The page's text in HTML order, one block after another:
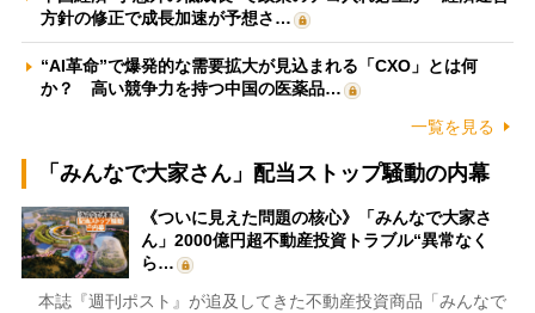
方針の修正で成長加速が予想さ…
“AI革命”で爆発的な需要拡大が見込まれる「CXO」とは何
か？ 高い競争力を持つ中国の医薬品…
一覧を見る
「みんなで大家さん」配当ストップ騒動の内幕
《ついに見えた問題の核心》「みんなで大家さ
ん」2000億円超不動産投資トラブル“異常なく
ら…
本誌『週刊ポスト』が追及してきた不動産投資商品「みんなで